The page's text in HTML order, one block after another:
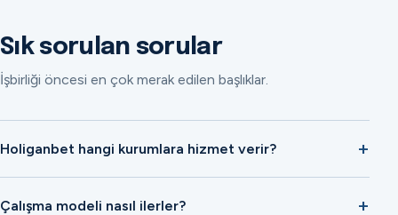
Sık sorulan sorular
İşbirliği öncesi en çok merak edilen başlıklar.
Holiganbet hangi kurumlara hizmet verir?
Çalışma modeli nasıl ilerler?